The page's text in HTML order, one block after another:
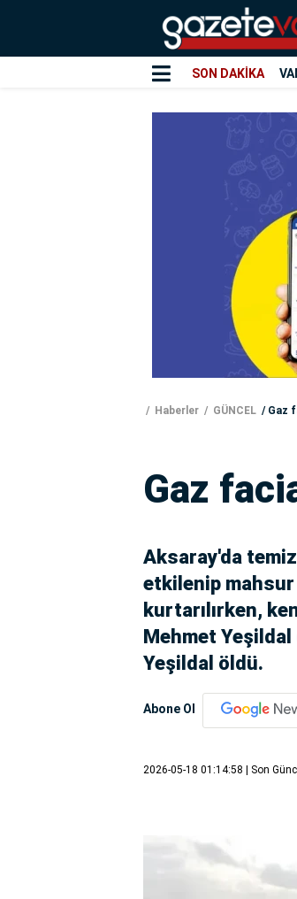
SON DAKİKA
Haberler GÜNCEL Gaz
Gaz
Aksaray'da
etkilenip mahsur
kurtarılırken,
Mehmet Yeşildal
Yeşildal öldü.
Abone Ol
2026-05-18 01:14:58 | Son